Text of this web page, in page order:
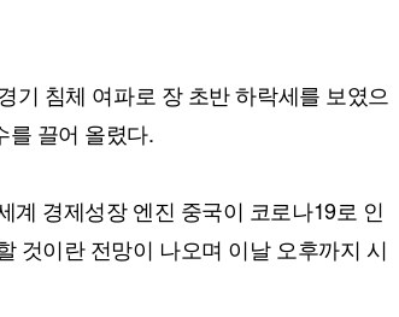
기 침체 여파로 장 초반 하락세를 보였으
를 끌어 올렸다.
계 경제성장 엔진 중국이 코로나19로 인
것이란 전망이 나오며 이날 오후까지 시